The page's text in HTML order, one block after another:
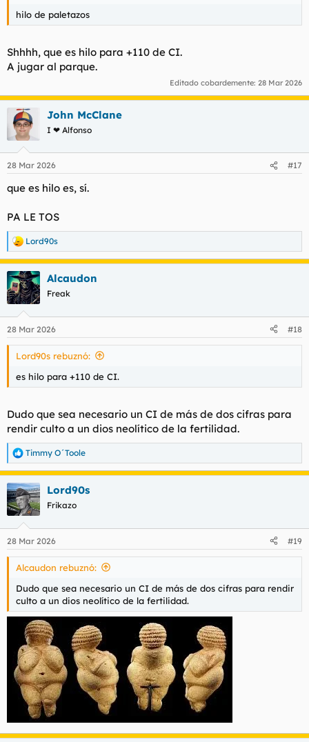
hilo de paletazos
Shhhh, que es hilo para +110 de CI.
A jugar al parque.
Editado cobardemente: 28 Mar 2026
John McClane
I ❤ Alfonso
28 Mar 2026 #17
que es hilo es, sí.
PA LE TOS
R
e
a
c
c
i
e
s
Lord90s
Alcaudon
Freak
28 Mar 2026 #18
Lord90s rebuznó:
es hilo para +110 de CI.
Dudo que sea necesario un CI de más de dos cifras para
rendir culto a un dios neolítico de la fertilidad.
R
e
a
c
c
i
e
s
Timmy O´Toole
Lord90s
Frikazo
28 Mar 2026 #19
Alcaudon rebuznó:
Dudo que sea necesario un CI de más de dos cifras para rendir
culto a un dios neolítico de la fertilidad.